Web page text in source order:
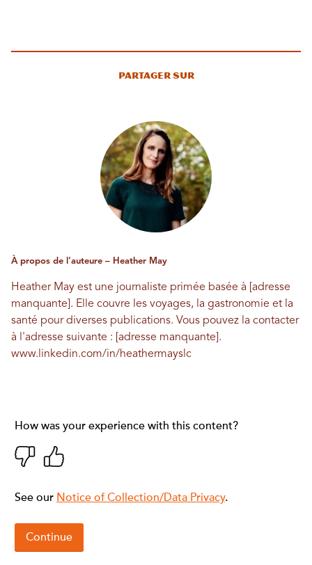
Partager sur
À propos de l'auteure – Heather May
Heather May est une journaliste primée basée à [adresse
manquante]. Elle couvre les voyages, la gastronomie et la
santé pour diverses publications. Vous pouvez la contacter
à l'adresse suivante : [adresse manquante].
www.linkedin.com/in/heathermayslc